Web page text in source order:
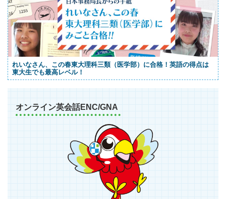
れいなさん、この春東大理科三類（医学部）に合格！英語の得点は
東大生でも最高レベル！
オンライン英会話ENC/GNA